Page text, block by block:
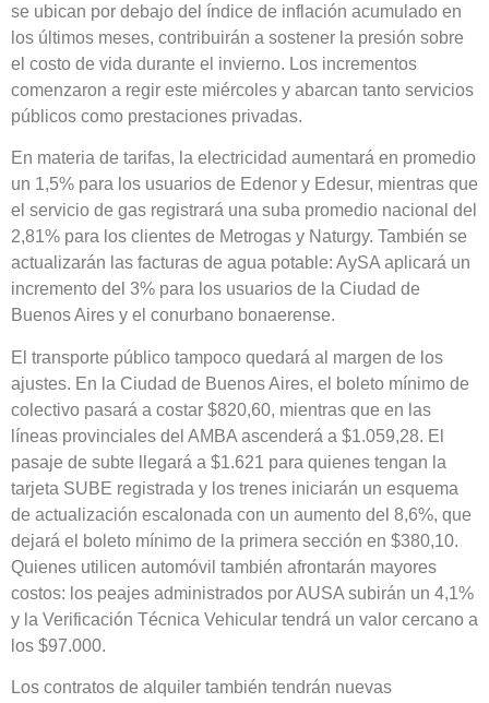
se ubican por debajo del índice de inflación acumulado en
los últimos meses, contribuirán a sostener la presión sobre
el costo de vida durante el invierno. Los incrementos
comenzaron a regir este miércoles y abarcan tanto servicios
públicos como prestaciones privadas.
En materia de tarifas, la electricidad aumentará en promedio
un 1,5% para los usuarios de Edenor y Edesur, mientras que
el servicio de gas registrará una suba promedio nacional del
2,81% para los clientes de Metrogas y Naturgy. También se
actualizarán las facturas de agua potable: AySA aplicará un
incremento del 3% para los usuarios de la Ciudad de
Buenos Aires y el conurbano bonaerense.
El transporte público tampoco quedará al margen de los
ajustes. En la Ciudad de Buenos Aires, el boleto mínimo de
colectivo pasará a costar $820,60, mientras que en las
líneas provinciales del AMBA ascenderá a $1.059,28. El
pasaje de subte llegará a $1.621 para quienes tengan la
tarjeta SUBE registrada y los trenes iniciarán un esquema
de actualización escalonada con un aumento del 8,6%, que
dejará el boleto mínimo de la primera sección en $380,10.
Quienes utilicen automóvil también afrontarán mayores
costos: los peajes administrados por AUSA subirán un 4,1%
y la Verificación Técnica Vehicular tendrá un valor cercano a
los $97.000.
Los contratos de alquiler también tendrán nuevas